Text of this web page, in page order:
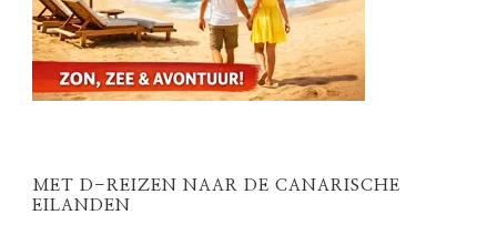
MET D-REIZEN NAAR DE CANARISCHE
EILANDEN